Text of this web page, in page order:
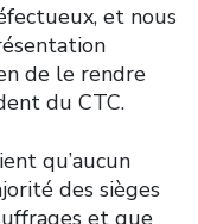
et nous
de le rendre
du CTC.
qu’aucun
des sièges
et que